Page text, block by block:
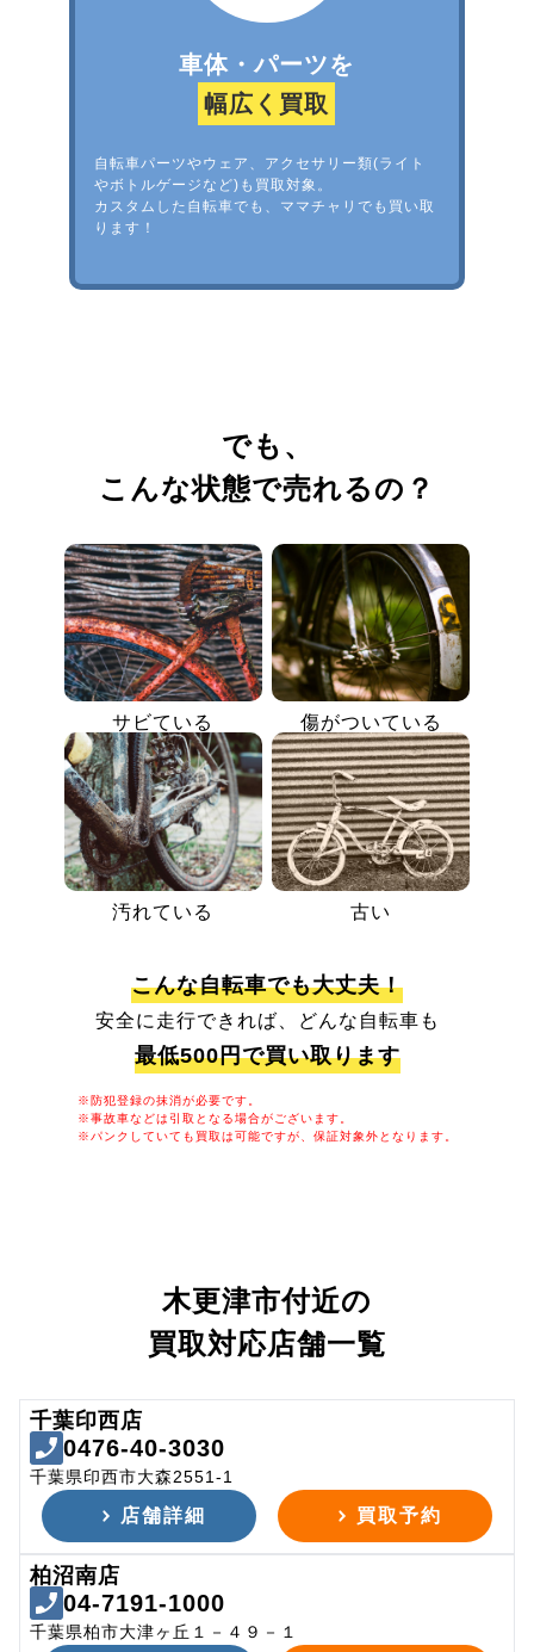
車体・パーツを
幅広く買取
自転車パーツやウェア、アクセサリー類(ライト
やボトルゲージなど)も買取対象。
カスタムした自転車でも、ママチャリでも買い取
ります！
でも、
こんな状態で売れるの？
サビている 傷がついている
汚れている 古い
こんな自転車でも大丈夫！
安全に走行できれば、どんな自転車も
最低500円で買い取ります
※防犯登録の抹消が必要です。
※事故車などは引取となる場合がございます。
※パンクしていても買取は可能ですが、保証対象外となります。
木更津市付近の
買取対応店舗一覧
千葉印西店
0476-40-3030
千葉県印西市大森2551-1
店舗詳細 買取予約
柏沼南店
04-7191-1000
千葉県柏市大津ヶ丘１－４９－１